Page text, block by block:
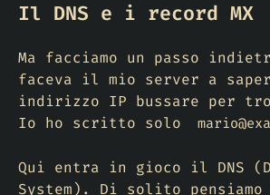
Il DNS e i record MX
Ma facciamo un passo
faceva il mio server a
indirizzo IP bussare per
Io ho scritto solo
Qui entra in gioco il DNS
System). Di solito pensiamo